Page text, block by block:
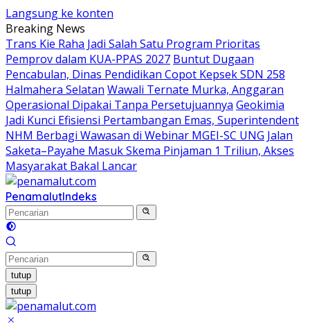
Langsung ke konten
Breaking News
Trans Kie Raha Jadi Salah Satu Program Prioritas
Pemprov dalam KUA-PPAS 2027 Buntut Dugaan
Pencabulan, Dinas Pendidikan Copot Kepsek SDN 258
Halmahera Selatan Wawali Ternate Murka, Anggaran
Operasional Dipakai Tanpa Persetujuannya Geokimia
Jadi Kunci Efisiensi Pertambangan Emas, Superintendent
NHM Berbagi Wawasan di Webinar MGEI-SC UNG Jalan
Saketa–Payahe Masuk Skema Pinjaman 1 Triliun, Akses
Masyarakat Bakal Lancar
PenamalutIndeks
tutup
tutup